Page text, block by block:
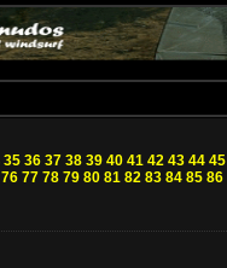
35 36 37 38 39 40 41 42 43 44 45
76 77 78 79 80 81 82 83 84 85 86